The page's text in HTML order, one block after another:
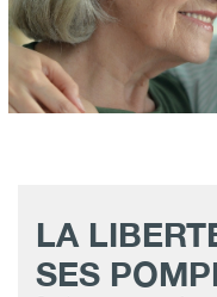
LA
SES